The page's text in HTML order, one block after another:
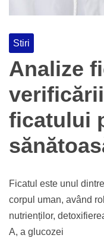
Stiri
Analize
ficatului
Ficatul este unul
corpul uman, având
nutrienților,
A, a glucozei